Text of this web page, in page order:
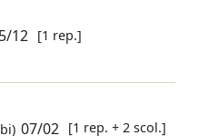
12 [1 rep.]
07/02 [1 rep. + 2 scol.]